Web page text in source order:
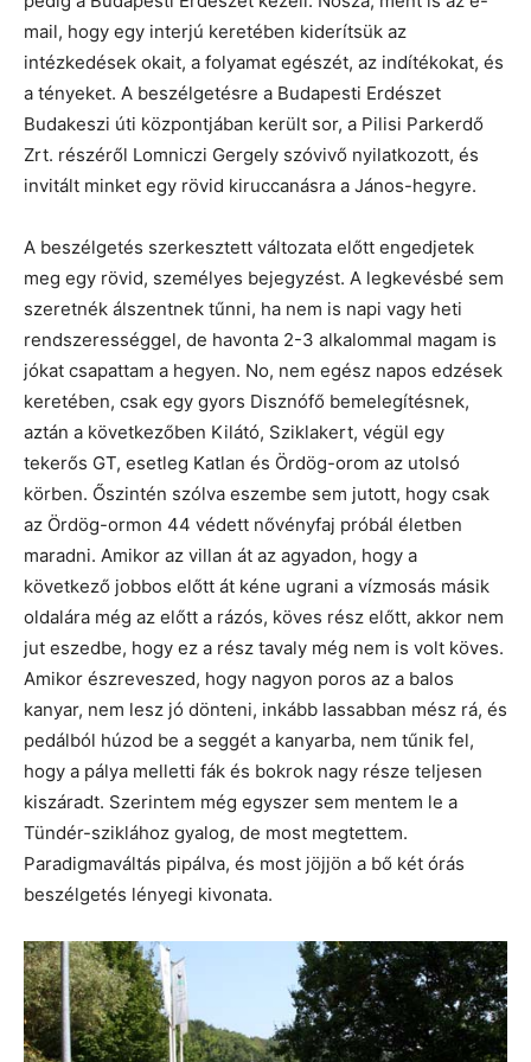
mail, hogy egy interjú keretében kiderítsük az
intézkedések okait, a folyamat egészét, az indítékokat, és
a tényeket. A beszélgetésre a Budapesti Erdészet
Budakeszi úti központjában került sor, a Pilisi Parkerdő
Zrt. részéről Lomniczi Gergely szóvivő nyilatkozott, és
invitált minket egy rövid kiruccanásra a János-hegyre.
A beszélgetés szerkesztett változata előtt engedjetek
meg egy rövid, személyes bejegyzést. A legkevésbé sem
szeretnék álszentnek tűnni, ha nem is napi vagy heti
rendszerességgel, de havonta 2-3 alkalommal magam is
jókat csapattam a hegyen. No, nem egész napos edzések
keretében, csak egy gyors Disznófő bemelegítésnek,
aztán a következőben Kilátó, Sziklakert, végül egy
tekerős GT, esetleg Katlan és Ördög-orom az utolsó
körben. Őszintén szólva eszembe sem jutott, hogy csak
az Ördög-ormon 44 védett nővényfaj próbál életben
maradni. Amikor az villan át az agyadon, hogy a
következő jobbos előtt át kéne ugrani a vízmosás másik
oldalára még az előtt a rázós, köves rész előtt, akkor nem
jut eszedbe, hogy ez a rész tavaly még nem is volt köves.
Amikor észreveszed, hogy nagyon poros az a balos
kanyar, nem lesz jó dönteni, inkább lassabban mész rá, és
pedálból húzod be a seggét a kanyarba, nem tűnik fel,
hogy a pálya melletti fák és bokrok nagy része teljesen
kiszáradt. Szerintem még egyszer sem mentem le a
Tündér-sziklához gyalog, de most megtettem.
Paradigmaváltás pipálva, és most jöjjön a bő két órás
beszélgetés lényegi kivonata.